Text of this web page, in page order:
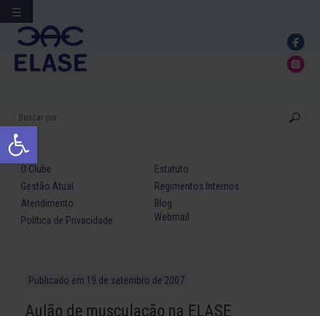
Abrir a barra de ferramentas
Ir
para
conteúdo
O Clube
Estatuto
Gestão Atual
Regimentos Internos
Atendimento
Blog
Política de Privacidade
Webmail
Publicado em 19 de setembro de 2007
Aulão de musculação na ELASE
☰